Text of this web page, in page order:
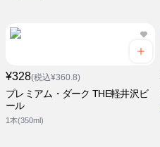
¥328(税込¥360.8)
プレミアム・ダーク THE軽井沢ビ
ール
1本(350ml)